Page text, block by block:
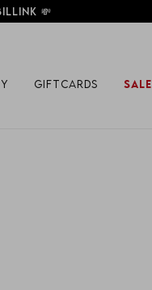
💸
Giftcards Sale